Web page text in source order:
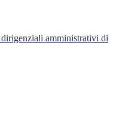
amministrativi di